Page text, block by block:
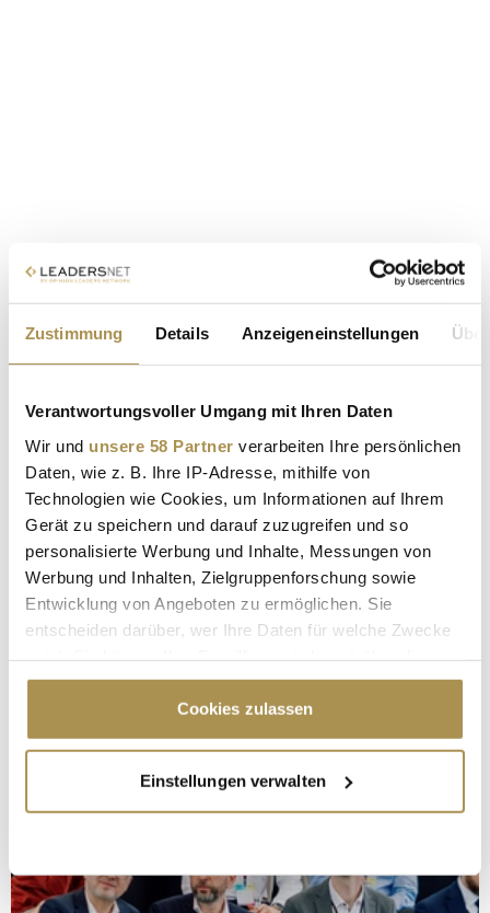
Zustimmung Details Anzeigeneinstellungen
Verantwortungsvoller Umgang mit Ihren Daten
Wir und unsere 58 Partner verarbeiten Ihre persönlichen
Daten, wie z. B. Ihre IP-Adresse, mithilfe von
Technologien wie Cookies, um Informationen auf Ihrem
Gerät zu speichern und darauf zuzugreifen und so
personalisierte Werbung und Inhalte, Messungen von
Werbung und Inhalten, Zielgruppenforschung sowie
Entwicklung von Angeboten zu ermöglichen. Sie
entscheiden darüber, wer Ihre Daten für welche Zwecke
Cookie-Erklärung oder durch Klicken auf das Privacy
Trigger Symbol ändern oder widerrufen
Informationen über Ihre geografische Lage
erfassen, welche bis auf einige Meter genau sein
bestimmten Merkmalen (Fingerprinting) identifizieren
Cookies zulassen
Einstellungen verwalten